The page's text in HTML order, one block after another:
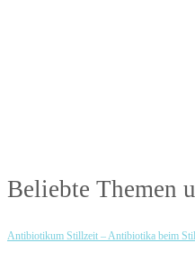
Beliebte Themen
Antibiotikum Stillzeit – Antibiotika beim